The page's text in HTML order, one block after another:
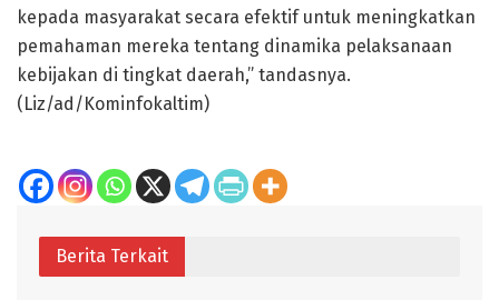
kepada masyarakat secara efektif untuk meningkatkan
pemahaman mereka tentang dinamika pelaksanaan
kebijakan di tingkat daerah,” tandasnya.
(Liz/ad/Kominfokaltim)
Berita Terkait